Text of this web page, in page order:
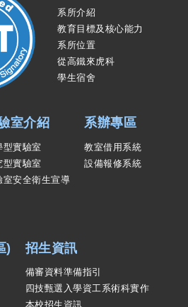
系所介紹
教育目標及核心能力
系所位置
從高鐵來虎科
學生宿舍
室介紹
型實驗室
型實驗室
室安全衛生宣導
系辦專區
教室借用系統
設備報修系統
) 招生資訊
備審資料準備指引
四技甄選入學資工系術科實作
本校招生資訊